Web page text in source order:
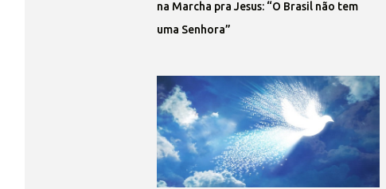
na Marcha pra Jesus: “O Brasil não tem
uma Senhora”